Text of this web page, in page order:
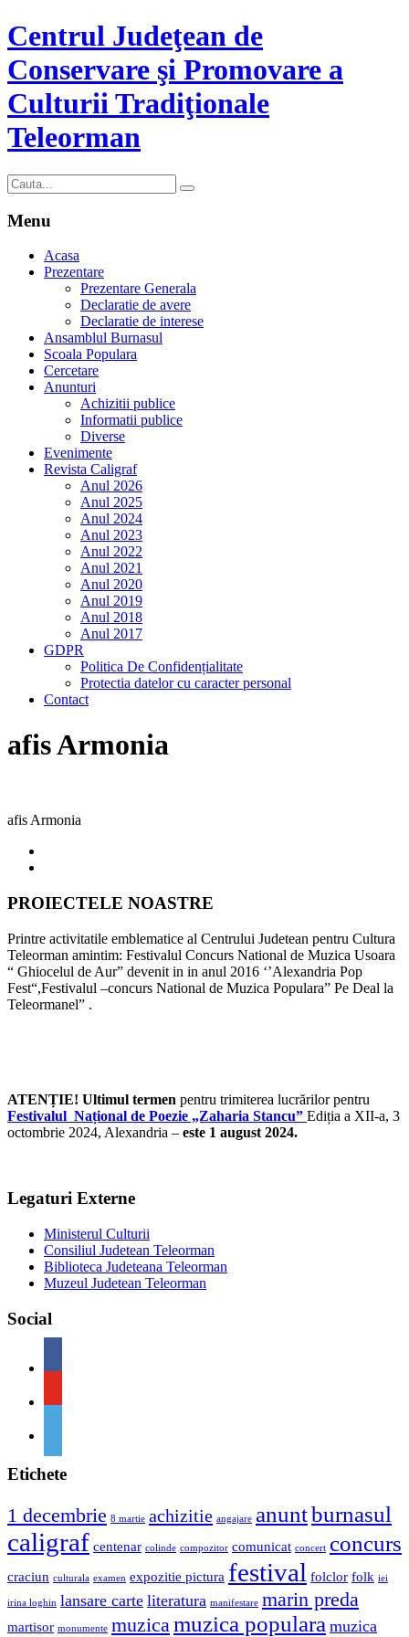
Centrul Judeţean de
Conservare şi Promovare a
Culturii Tradiţionale
Teleorman
Menu
Acasa
Prezentare
Prezentare Generala
Declaratie de avere
Declaratie de interese
Ansamblul Burnasul
Scoala Populara
Cercetare
Anunturi
Achizitii publice
Informatii publice
Diverse
Evenimente
Revista Caligraf
Anul 2026
Anul 2025
Anul 2024
Anul 2023
Anul 2022
Anul 2021
Anul 2020
Anul 2019
Anul 2018
Anul 2017
GDPR
Politica De Confidențialitate
Protectia datelor cu caracter personal
Contact
afis Armonia
afis Armonia
PROIECTELE NOASTRE
Printre activitatile emblematice al Centrului Judetean pentru Cultura
Teleorman amintim: Festivalul Concurs National de Muzica Usoara
“ Ghiocelul de Aur” devenit in in anul 2016 ‘’Alexandria Pop
Fest“,Festivalul –concurs National de Muzica Populara” Pe Deal la
Teleormanel” .
ATENȚIE! Ultimul termen pentru trimiterea lucrărilor pentru
Festivalul Național de Poezie „Zaharia Stancu” Ediția a XII-a, 3
octombrie 2024, Alexandria – este 1 august 2024.
Legaturi Externe
Ministerul Culturii
Consiliul Judetean Teleorman
Biblioteca Judeteana Teleorman
Muzeul Judetean Teleorman
Social
Etichete
1 decembrie 8 martie achizitie angajare anuntburnasul
caligraf centenar colinde compozitor comunicat concert concurs
craciun culturala examen expozitie pictura festival folclor folk iei
irina loghin lansare carte literatura manifestare marin preda
martisor monumente muzica muzica populara muzica